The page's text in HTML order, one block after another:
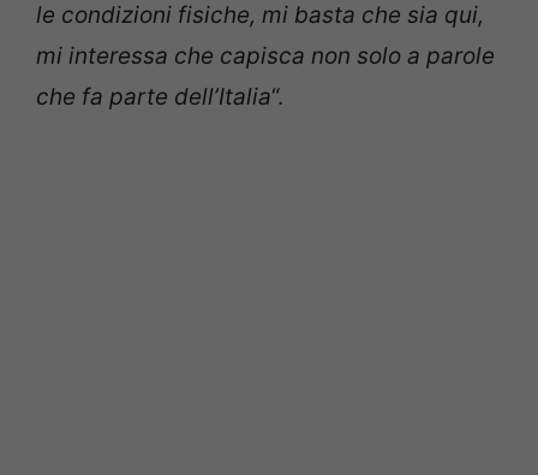
le condizioni fisiche, mi basta che sia qui,
mi interessa che capisca non solo a parole
che fa parte dell’Italia“.